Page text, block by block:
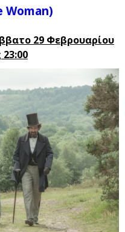
Woman)
29 Φεβρουαρίου
23:00